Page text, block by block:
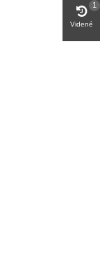
Videné
1